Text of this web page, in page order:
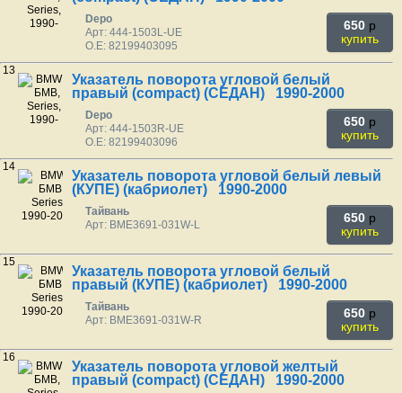
Depo
Арт: 444-1503L-UE
O.E: 82199403095
650 p
купить
13
Указатель поворота угловой белый
правый (compact) (СЕДАН) 1990-2000
Depo
Арт: 444-1503R-UE
O.E: 82199403096
650 p
купить
14
Указатель поворота угловой белый левый
(КУПЕ) (кабриолет) 1990-2000
Тайвань
Арт: BME3691-031W-L
650 p
купить
15
Указатель поворота угловой белый
правый (КУПЕ) (кабриолет) 1990-2000
Тайвань
Арт: BME3691-031W-R
650 p
купить
16
Указатель поворота угловой желтый
правый (compact) (СЕДАН) 1990-2000